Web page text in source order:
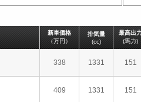
新車価格
（万円）
排気量
(cc)
最高出
(馬力)
338 1331 151
409 1331 151